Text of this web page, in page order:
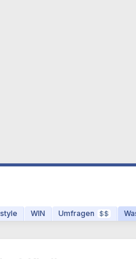
WIN Umfragen $$